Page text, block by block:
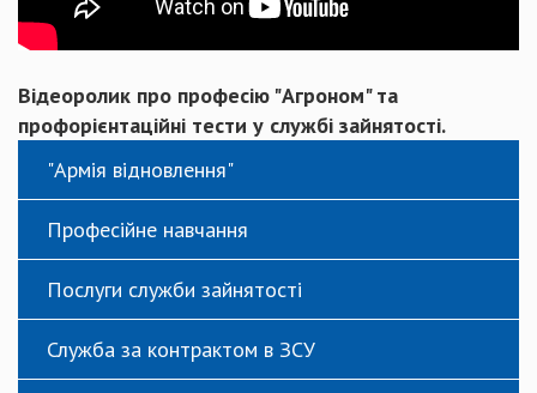
Відеоролик про професію "Агроном" та
профорієнтаційні тести у службі зайнятості.
"Армія відновлення"
Професійне навчання
Послуги служби зайнятості
Служба за контрактом в ЗСУ